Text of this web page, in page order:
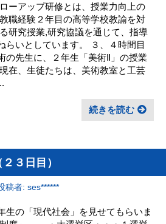
ーアップ研修とは、授業力向上の
職経験２年目の高等学校教諭を対
研究授業,研究協議を通じて、指導
らいとしています。 ３、４時間目
の先生に、２年生「美術Ⅱ」の授業
在、生徒たちは、美術教室と工芸
続きを読む
３日目）
稿者: ses******
生の「現代社会」を見せてもらいま